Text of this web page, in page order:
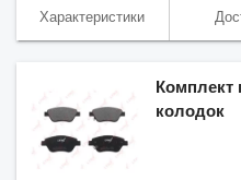
Характеристики
Комплект
колодок